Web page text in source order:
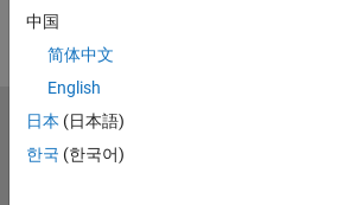
中国
简体中文
English
日本 (日本語)
한국 (한국어)
América